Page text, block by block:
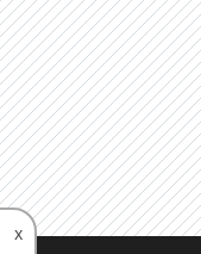
x